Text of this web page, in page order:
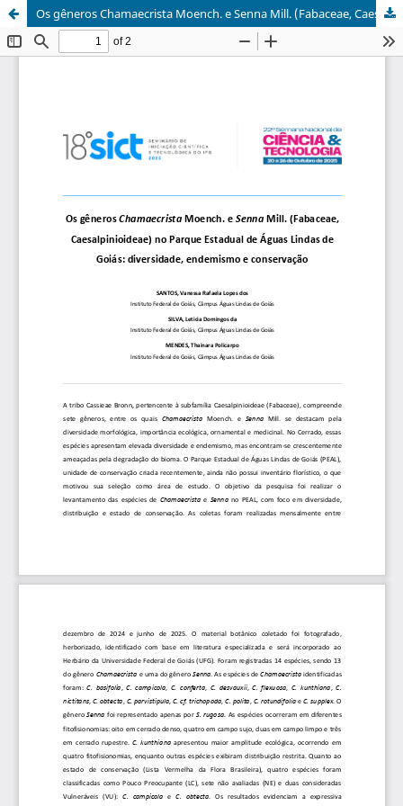
Os gêneros Chamaecrista Moench. e Senna Mill. (Fabaceae, Caesalpinioideae) no Parque Estadual de Águas Lindas de Goiás: diversidade, endemismo e conservação